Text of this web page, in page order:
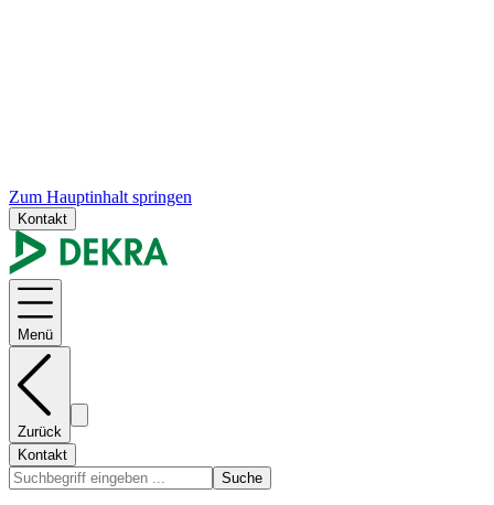
Zum Hauptinhalt springen
Kontakt
Menü
Zurück
Kontakt
Suche